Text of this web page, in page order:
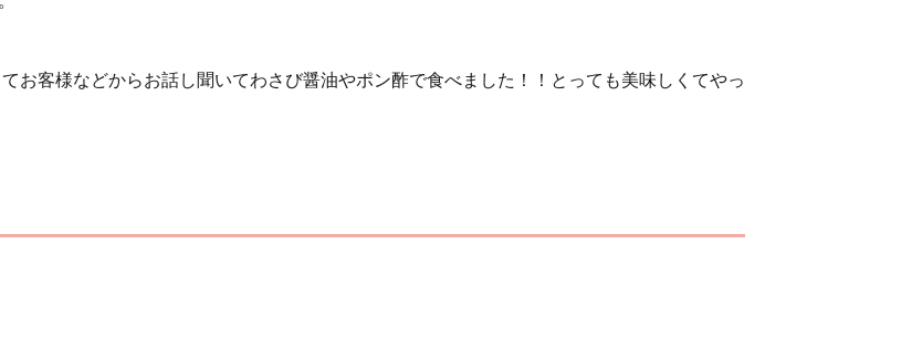
お客様などからお話し聞いてわさび醤油やポン酢で食べました！！とっても美味しくてやっ